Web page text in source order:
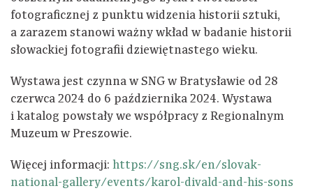
fotograficznej z punktu widzenia historii sztuki,
a zarazem stanowi ważny wkład w badanie historii
słowackiej fotografii dziewiętnastego wieku.
Wystawa jest czynna w SNG w Bratysławie od 28
czerwca 2024 do 6 października 2024. Wystawa
i katalog powstały we współpracy z Regionalnym
Muzeum w Preszowie.
Więcej informacji: https://sng.sk/en/slovak-
national-gallery/events/karol-divald-and-his-sons